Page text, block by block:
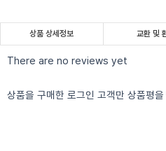
상품 상세정보 교환 및
There are no reviews yet
상품을 구매한 로그인 고객만 상품평